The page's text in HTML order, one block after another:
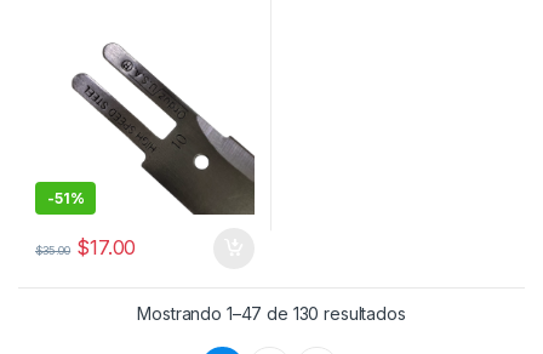
-51%
$35.00 $17.00
Mostrando 1–47 de 130 resultadosOrdenado por